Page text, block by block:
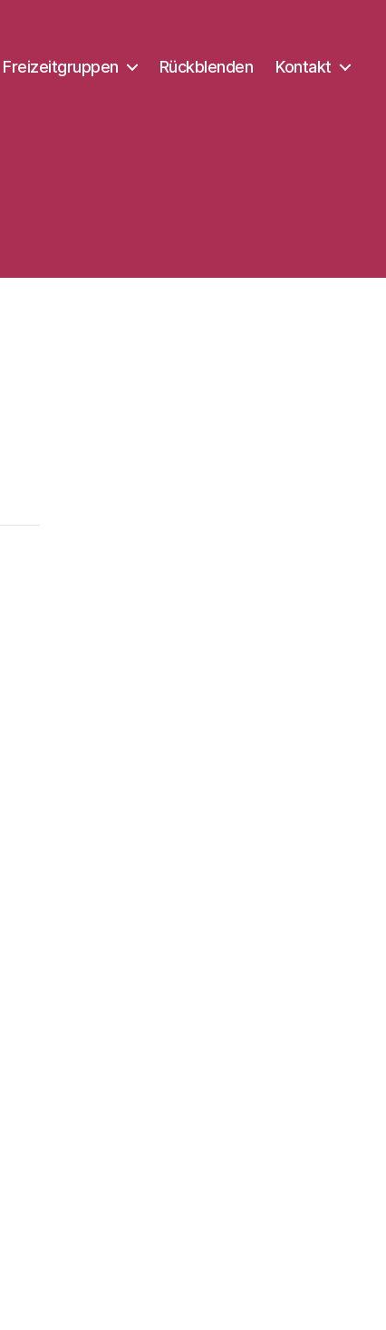
Freizeitgruppen Rückblenden Kontakt